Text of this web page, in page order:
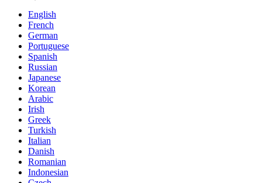
English
French
German
Portuguese
Spanish
Russian
Japanese
Korean
Arabic
Irish
Greek
Turkish
Italian
Danish
Romanian
Indonesian